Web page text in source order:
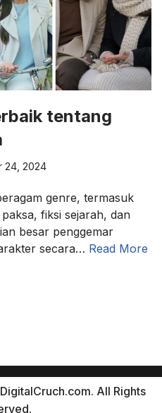
tentang
24, 2024
genre, termasuk
fiksi sejarah, dan
besar penggemar
secara… Read More
All Rights